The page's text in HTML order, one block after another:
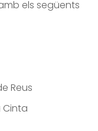
els següents
Reus
Cinta